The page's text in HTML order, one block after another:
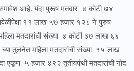
समावेश आहे. यंदा पुरूष मतदार ४ कोटी ७४
११ लाख ५७ हजार १२८ ने पुरुष
मतदारांची संख्या ४ कोटी ३७ लाख ६६
तुलनेत महिला मतदारांची संख्या १५ लाख
५ हजार ४९२ तृतीयपंथी मतदारांची नोंद